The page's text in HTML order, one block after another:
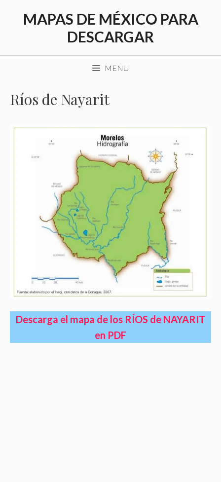
MAPAS DE MÉXICO PARA
DESCARGAR
MENU
Ríos de Nayarit
Descarga el mapa de los RÍOS de NAYARIT
en PDF